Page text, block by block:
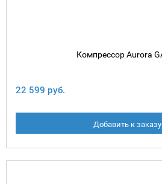
Компрессор Aurora
22 599 руб.
Добавить к заказу